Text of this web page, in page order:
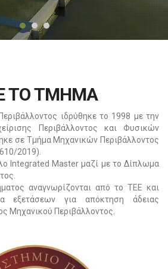
ΤΟ ΤΜΗΜΑ
ιδρύθηκε το 1998 με την
Περιβάλλοντος και Φυσικών
σε Τμήμα Μηχανικών Περιβάλλοντος
2019).
Integrated Master μαζί με το Δίπλωμα
αναγνωρίζονται από το ΤΕΕ και
εξετάσεων για απόκτηση άδειας
Μηχανικού Περιβάλλοντος.